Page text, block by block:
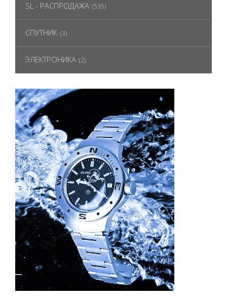
SL - РАСПРОДАЖА (535)
СПУТНИК (3)
ЭЛЕКТРОНИКА (2)